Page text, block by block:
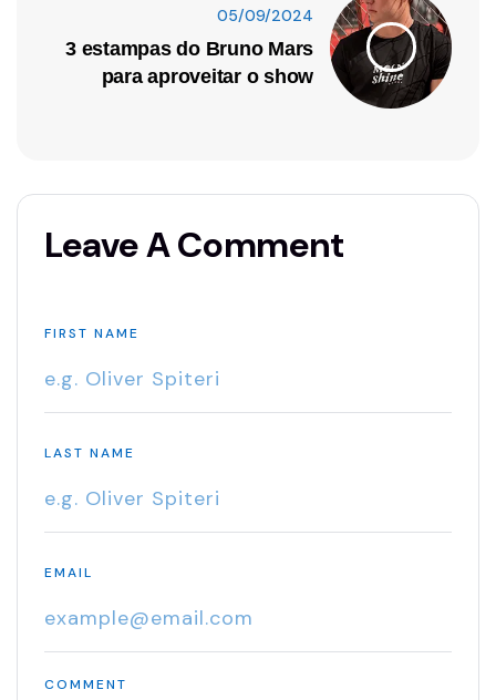
05/09/2024
3 estampas do Bruno Mars
para aproveitar o show
Leave A Comment
FIRST NAME
LAST NAME
EMAIL
COMMENT